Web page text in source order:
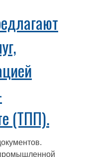
(ТПП).